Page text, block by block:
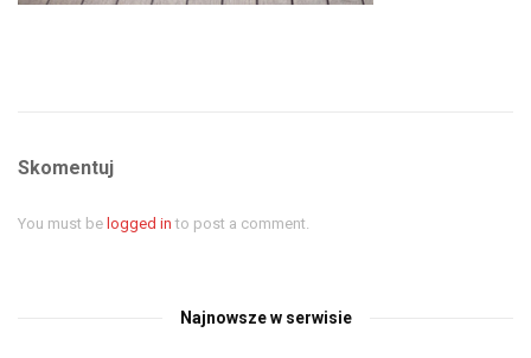
Skomentuj
You must be logged in to post a comment.
Najnowsze w serwisie